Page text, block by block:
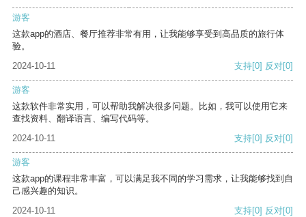
游客
这款app的酒店、餐厅推荐非常有用，让我能够享受到高品质的旅行体
验。
2024-10-11
支持[0] 反对[0]
游客
这款软件非常实用，可以帮助我解决很多问题。比如，我可以使用它来
查找资料、翻译语言、编写代码等。
2024-10-11
支持[0] 反对[0]
游客
这款app的课程非常丰富，可以满足我不同的学习需求，让我能够找到自
己感兴趣的知识。
2024-10-11
支持[0] 反对[0]